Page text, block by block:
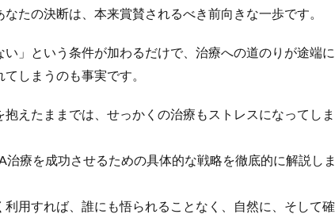
たの決断は、本来賞賛されるべき前向きな一歩です。
」という条件が加わるだけで、治療への道のりが途端に
しまうのも事実です。
抱えたままでは、せっかくの治療もストレスになってしま
療を成功させるための具体的な戦略を徹底的に解説しま
用すれば、誰にも悟られることなく、自然に、そして確